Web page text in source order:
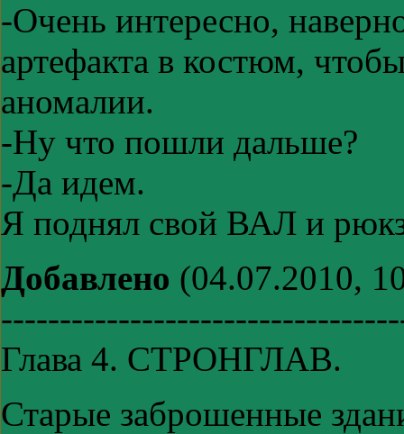
-Очень интересно,
артефакта в костюм,
аномалии.
-Ну что пошли дальше?
-Да идем.
Я поднял свой ВАЛ и
Добавлено (04.07.2010,
Глава 4. СТРОНГЛАВ.
Старые заброшенные